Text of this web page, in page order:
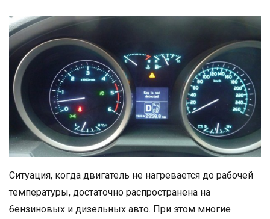
Ситуация, когда двигатель не нагревается до рабочей
температуры, достаточно распространена на
бензиновых и дизельных авто. При этом многие